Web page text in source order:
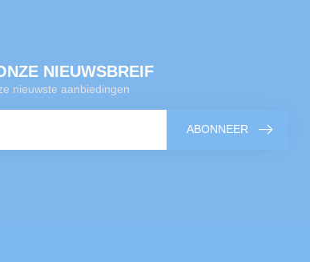
NIEUWSBREIF
nieuwste aanbiedingen
ABONNEER